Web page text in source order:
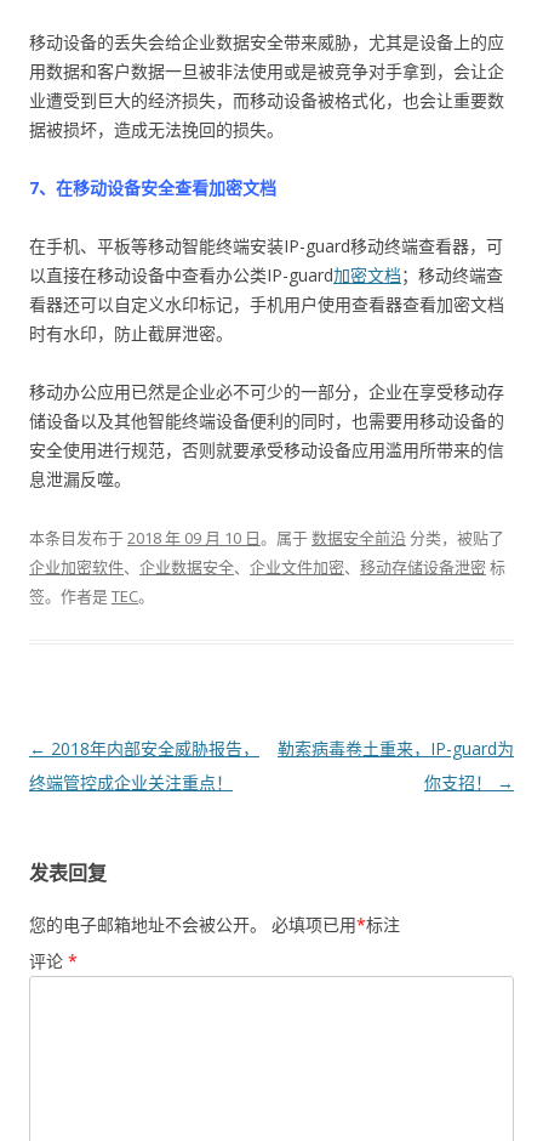
移动设备的丢失会给企业数据安全带来威胁，尤其是设备上的应
用数据和客户数据一旦被非法使用或是被竞争对手拿到，会让企
业遭受到巨大的经济损失，而移动设备被格式化，也会让重要数
据被损坏，造成无法挽回的损失。
7、在移动设备安全查看加密文档
在手机、平板等移动智能终端安装IP-guard移动终端查看器，可
以直接在移动设备中查看办公类IP-guard加密文档；移动终端查
看器还可以自定义水印标记，手机用户使用查看器查看加密文档
时有水印，防止截屏泄密。
移动办公应用已然是企业必不可少的一部分，企业在享受移动存
储设备以及其他智能终端设备便利的同时，也需要用移动设备的
安全使用进行规范，否则就要承受移动设备应用滥用所带来的信
息泄漏反噬。
本条目发布于2018 年 09 月 10 日。属于数据安全前沿分类，被贴了
企业加密软件、 企业数据安全、 企业文件加密、 移动存储设备泄密标
签。 作者是TEC。
文章导航
← 2018年内部安全威胁报告，
终端管控成企业关注重点！
勒索病毒卷土重来，IP-guard为
你支招！
→
发表回复
您的电子邮箱地址不会被公开。 必填项已用*标注
评论 *